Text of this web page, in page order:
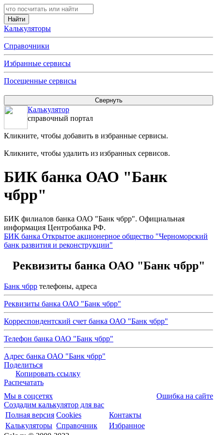
Калькуляторы
Справочники
Избранные сервисы
Посещенные сервисы
Калькулятор
справочный портал
Кликните, чтобы добавить в избранные сервисы.
Кликните, чтобы удалить из избранных сервисов.
БИК банка ОАО "Банк
чбрр"
БИК филиалов банка ОАО "Банк чбрр". Официальная
информация Центробанка РФ.
БИК банка Открытое акционерное общество "Черноморский
банк развития и реконструкции"
Реквизиты банка ОАО "Банк чбрр"
Банк чбрр телефоны, адреса
Реквизиты банка ОАО "Банк чбрр"
Корреспондентский счет банка ОАО "Банк чбрр"
Телефон банка ОАО "Банк чбрр"
Адрес банка ОАО "Банк чбрр"
Поделиться
Копировать ссылку
Распечатать
Мы в соцсетях
Ошибка на сайте
Создадим калькулятор для вас
Полная версия Cookies
Контакты
Калькуляторы Справочник
Избранное